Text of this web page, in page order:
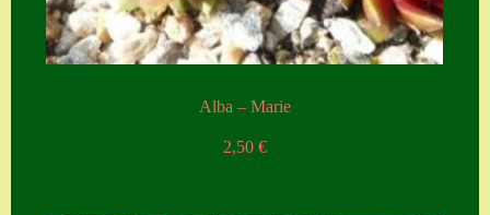
Alba – Marie
2,50 €